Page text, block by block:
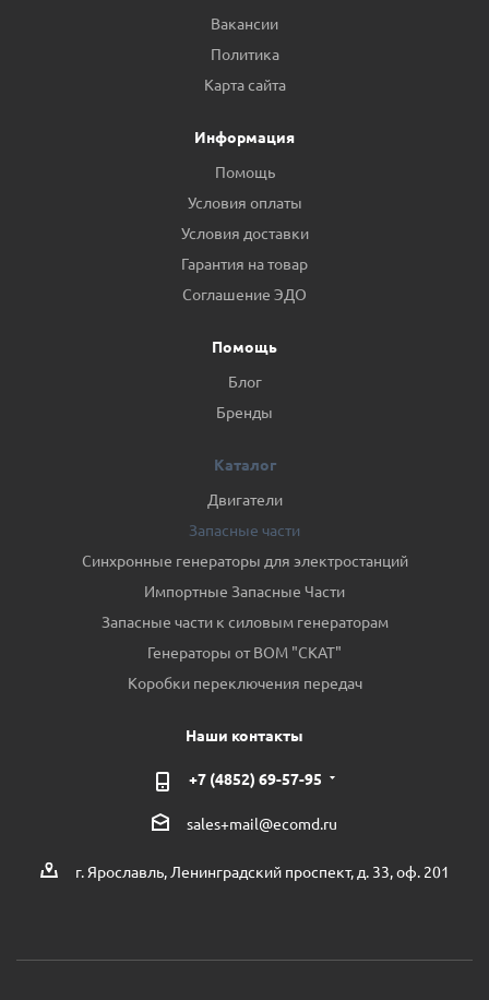
Вакансии
Политика
Карта сайта
Информация
Помощь
Условия оплаты
Условия доставки
Гарантия на товар
Соглашение ЭДО
Помощь
Блог
Бренды
Каталог
Двигатели
Запасные части
Синхронные генераторы для электростанций
Импортные Запасные Части
Запасные части к силовым генераторам
Генераторы от ВОМ "СКАТ"
Коробки переключения передач
Наши контакты
+7 (4852) 69-57-95
sales+mail@ecomd.ru
г. Ярославль, Ленинградский проспект, д. 33, оф. 201